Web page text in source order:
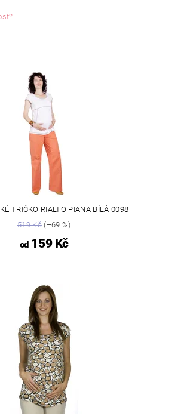
TRIČKO RIALTO PIANA BÍLÁ 0098
519 Kč(–69 %)
od159 Kč